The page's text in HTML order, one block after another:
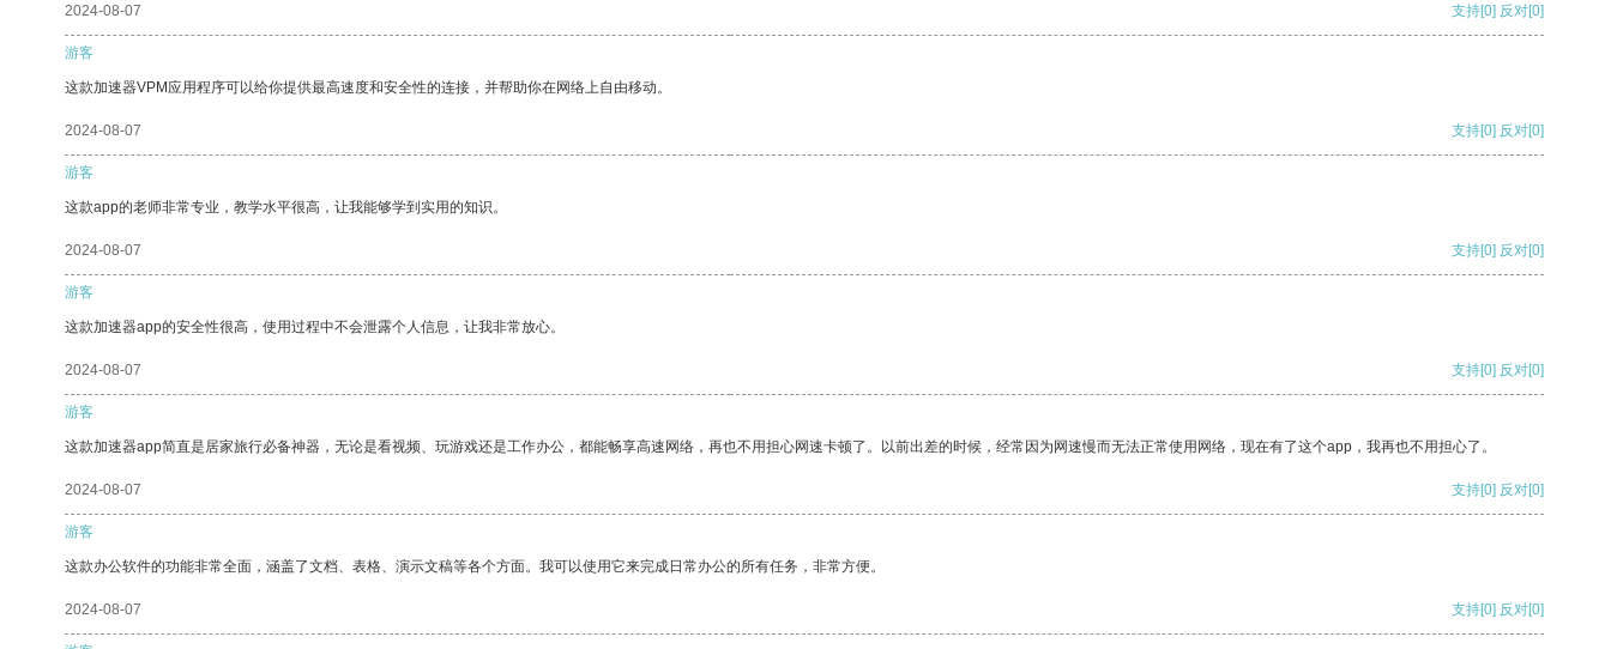
2024-08-07 支持[0] 反对[0]
游客
这款加速器VPM应用程序可以给你提供最高速度和安全性的连接，并帮助你在网络上自由移动。
2024-08-07 支持[0] 反对[0]
游客
这款app的老师非常专业，教学水平很高，让我能够学到实用的知识。
2024-08-07 支持[0] 反对[0]
游客
这款加速器app的安全性很高，使用过程中不会泄露个人信息，让我非常放心。
2024-08-07 支持[0] 反对[0]
游客
这款加速器app简直是居家旅行必备神器，无论是看视频、玩游戏还是工作办公，都能畅享高速网络，再也不用担心网速卡顿了。以前出差的时候，经常因为网速慢而无法正常使用网络，现在有了这个app，我再也不用担心了。
2024-08-07 支持[0] 反对[0]
游客
这款办公软件的功能非常全面，涵盖了文档、表格、演示文稿等各个方面。我可以使用它来完成日常办公的所有任务，非常方便。
2024-08-07 支持[0] 反对[0]